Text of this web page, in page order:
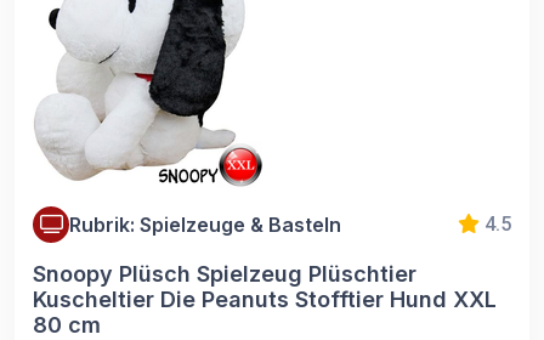
Rubrik: Spielzeuge & Basteln 4.5
Snoopy Plüsch Spielzeug Plüschtier
Kuscheltier Die Peanuts Stofftier Hund XXL
80 cm